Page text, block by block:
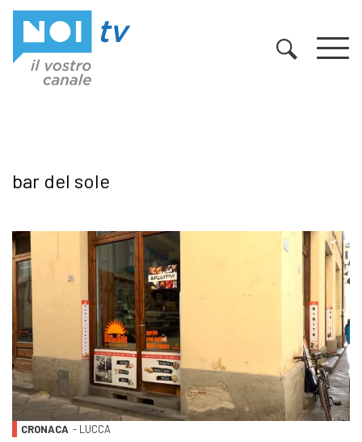
bar del sole
CRONACA - LUCCA